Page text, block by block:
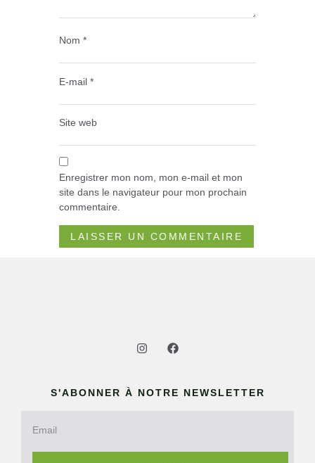
Nom *
E-mail *
Site web
Enregistrer mon nom, mon e-mail et mon
site dans le navigateur pour mon prochain
commentaire.
S'ABONNER À NOTRE NEWSLETTER